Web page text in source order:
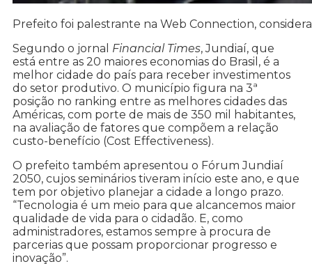
Prefeito foi palestrante na Web Connection,
Segundo o jornal Financial Times, Jundiaí, que
está entre as 20 maiores economias do Brasil, é a
melhor cidade do país para receber investimentos
do setor produtivo. O município figura na 3ª
posição no ranking entre as melhores cidades das
Américas, com porte de mais de 350 mil habitantes,
na avaliação de fatores que compõem a relação
custo-benefício (Cost Effectiveness).
O prefeito também apresentou o Fórum Jundiaí
2050, cujos seminários tiveram início este ano, e que
tem por objetivo planejar a cidade a longo prazo.
“Tecnologia é um meio para que alcancemos maior
qualidade de vida para o cidadão. E, como
administradores, estamos sempre à procura de
parcerias que possam proporcionar progresso e
inovação”.